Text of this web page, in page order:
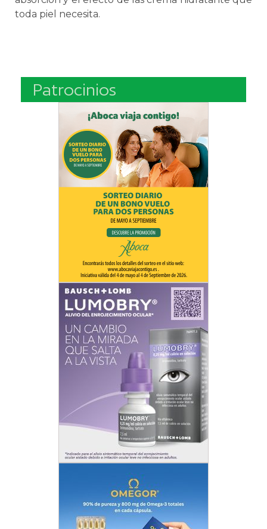
toda piel necesita.
Patrocinios